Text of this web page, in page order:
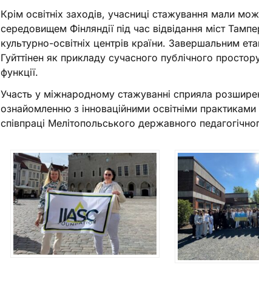
Крім освітніх заходів, учасниці стажування мали
середовищем Фінляндії під час відвідання міст
культурно-освітніх центрів країни. Завершальним
Гуйттінен як прикладу сучасного публічного
функції.
Участь у міжнародному стажуванні сприяла
ознайомленню з інноваційними освітніми
співпраці Мелітопольського державного